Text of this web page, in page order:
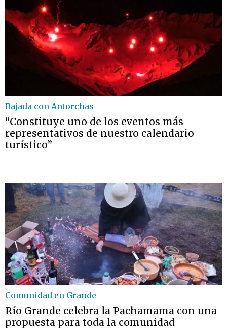
Bajada con Antorchas
“Constituye uno de los eventos más
representativos de nuestro calendario
turístico”
Comunidad en Grande
Río Grande celebra la Pachamama con una
propuesta para toda la comunidad